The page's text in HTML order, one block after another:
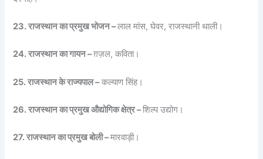
23. राजस्थान का प्रमुख भोजन –लाल मांस, घेवर, राजस्थानी थाली।
24. राजस्थान का गायन –ग़ज़ल, कविता।
25. राजस्थान के राज्यपाल –कल्याण सिंह।
26. राजस्थान का प्रमुख औद्योगिक क्षेत्र –शिल्प उद्योग।
27. राजस्थान का प्रमुख बोली –मारवाड़ी।